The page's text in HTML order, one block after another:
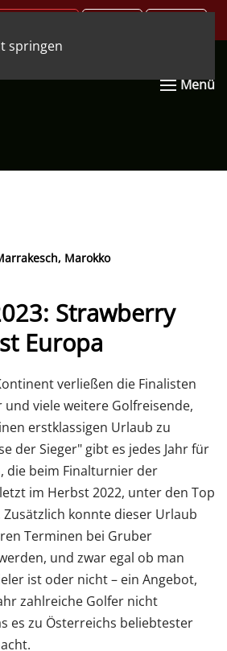
springen
Menü
Marokko
Strawberry
Europa
verließen die Finalisten
viele weitere Golfreisende,
erstklassigen Urlaub zu
der Sieger" gibt es jedes Jahr für
die beim Finalturnier der
im Herbst 2022, unter den Top
konnte dieser Urlaub
Terminen bei Gruber
und zwar egal ob man
ist oder nicht – ein Angebot,
zahlreiche Golfer nicht
es zu Österreichs beliebtester